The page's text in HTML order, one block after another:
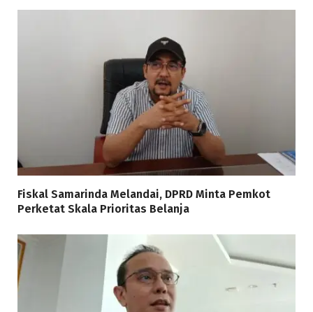
Fiskal Samarinda Melandai, DPRD Minta Pemkot
Perketat Skala Prioritas Belanja